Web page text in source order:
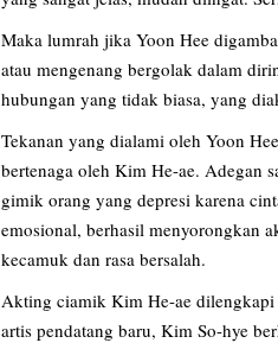
Maka lumrah jika Yoon Hee
atau mengenang bergolak dalam
hubungan yang tidak biasa, yang
Tekanan yang dialami oleh Yoon
bertenaga oleh Kim He-ae. Adegan
gimik orang yang depresi karena
emosional, berhasil menyorongkan
kecamuk dan rasa bersalah.
Akting ciamik Kim He-ae
artis pendatang baru, Kim So-hye